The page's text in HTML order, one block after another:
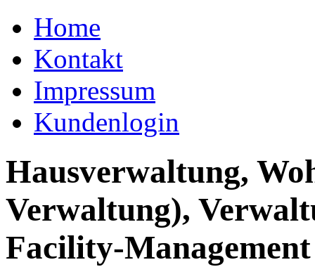
Home
Kontakt
Impressum
Kundenlogin
Hausverwaltung,
Verwaltung),
Facility-Management